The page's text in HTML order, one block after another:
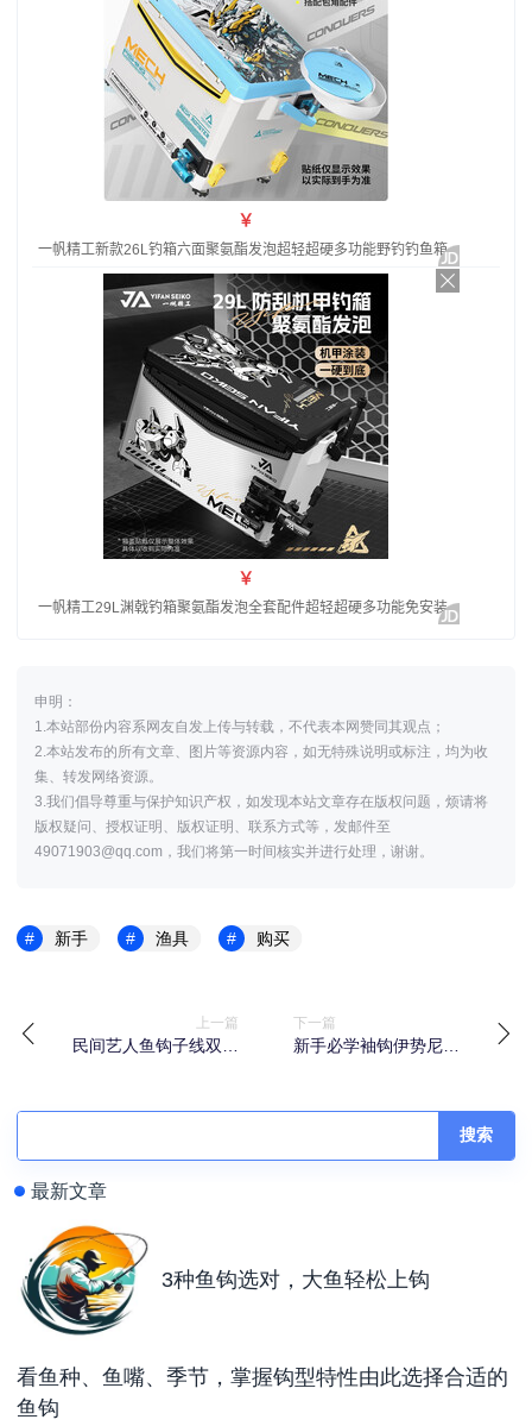
申明：
1.本站部份内容系网友自发上传与转载，不代表本网赞同其观点；
2.本站发布的所有文章、图片等资源内容，如无特殊说明或标注，均为收
集、转发网络资源。
3.我们倡导尊重与保护知识产权，如发现本站文章存在版权问题，烦请将
版权疑问、授权证明、版权证明、联系方式等，发邮件至
49071903@qq.com，我们将第一时间核实并进行处理，谢谢。
新手 渔具 购买
上一篇
民间艺人鱼钩子线双钩
比分析
下一篇
新手必学袖钩伊势尼伊
搜索
最新文章
3种鱼钩选对，大鱼轻松上钩
看鱼种、鱼嘴、季节，掌握钩型特性由此选择合适的
鱼钩